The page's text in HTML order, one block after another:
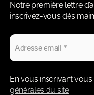
Notre première lettre
inscrivez-vous dès
En vous inscrivant
générales du site.